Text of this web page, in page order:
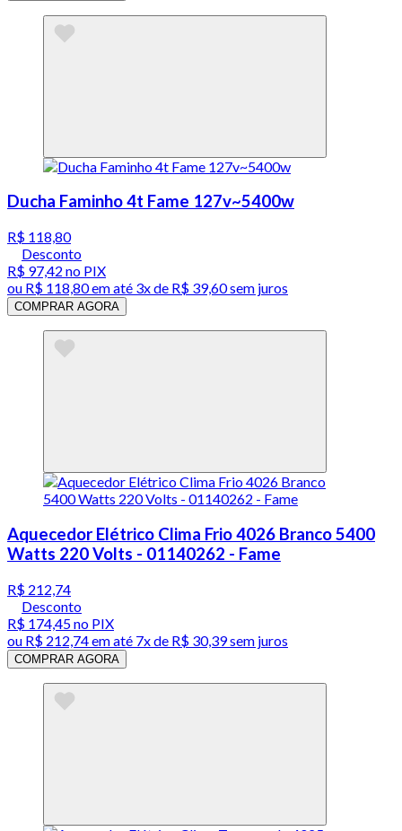
Ducha Faminho 4t Fame 127v~5400w
R$ 118,80
Desconto
R$ 97,42 no PIX
ou R$ 118,80em até 3x de R$ 39,60 sem juros
COMPRAR AGORA
Aquecedor Elétrico Clima Frio 4026 Branco 5400
Watts 220 Volts - 01140262 - Fame
R$ 212,74
Desconto
R$ 174,45no PIX
ou R$ 212,74em até 7x de R$ 30,39 sem juros
COMPRAR AGORA